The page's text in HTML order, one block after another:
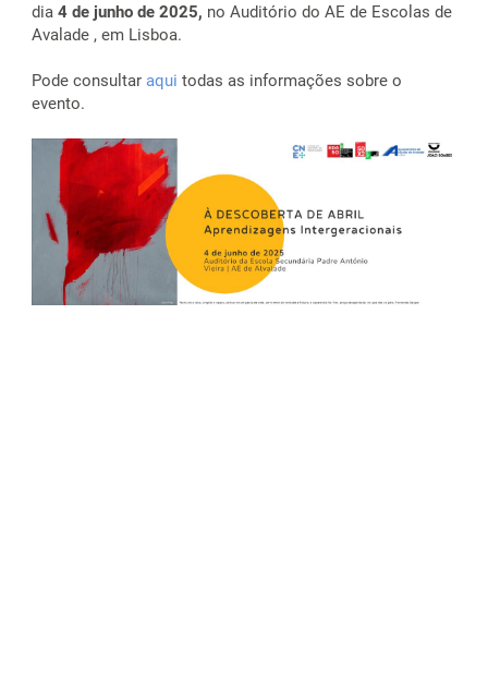
dia 4 de junho de 2025, no Auditório do AE de Escolas de
Avalade , em Lisboa.
Pode consultar aqui todas as informações sobre o
evento.